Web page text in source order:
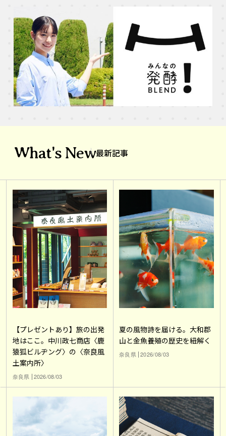
What's New最新記事
【プレゼントあり】旅の出発
地はここ。中川政七商店〈鹿
猿狐ビルヂング〉の〈奈良風
土案内所〉
奈良県 2026/08/03
夏の風物詩を届ける。大和郡
山と金魚養殖の歴史を紐解く
奈良県 2026/08/03